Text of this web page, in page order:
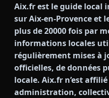
Aix.fr est le guide local
sur Aix-en-Provence et
plus de 20000 fois par
informations locales
régulièrement mises à
officielles, de données
locale. Aix.fr n’est
administration,